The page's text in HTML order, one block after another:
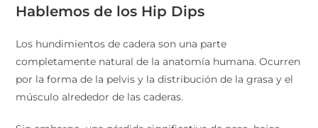
Hablemos de los Hip Dips
Los hundimientos de cadera son una parte
completamente natural de la anatomía humana. Ocurren
por la forma de la pelvis y la distribución de la grasa y el
músculo alrededor de las caderas.